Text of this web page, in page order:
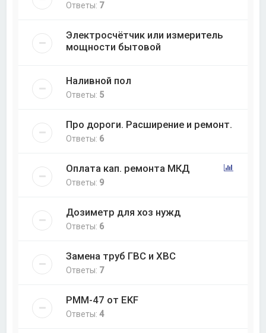
Ответы: 7
Электросчётчик или измеритель
мощности бытовой
Наливной пол
Ответы: 5
Про дороги. Расширение и ремонт.
Ответы: 6
Оплата кап. ремонта МКД
Ответы: 9
Дозиметр для хоз нужд
Ответы: 6
Замена труб ГВС и ХВС
Ответы: 7
РММ-47 от EKF
Ответы:4